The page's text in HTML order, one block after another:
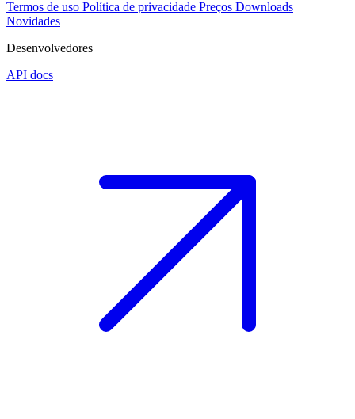
Termos de uso Política de privacidade Preços Downloads
Novidades
Desenvolvedores
API docs